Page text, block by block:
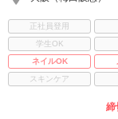
正社員登用
学生OK
ネイルOK
スキンケア
締